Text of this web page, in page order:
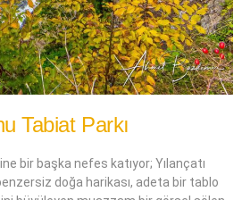
Tabiat Parkı
bir başka nefes katıyor; Yılançatı
doğa harikası, adeta bir tablo